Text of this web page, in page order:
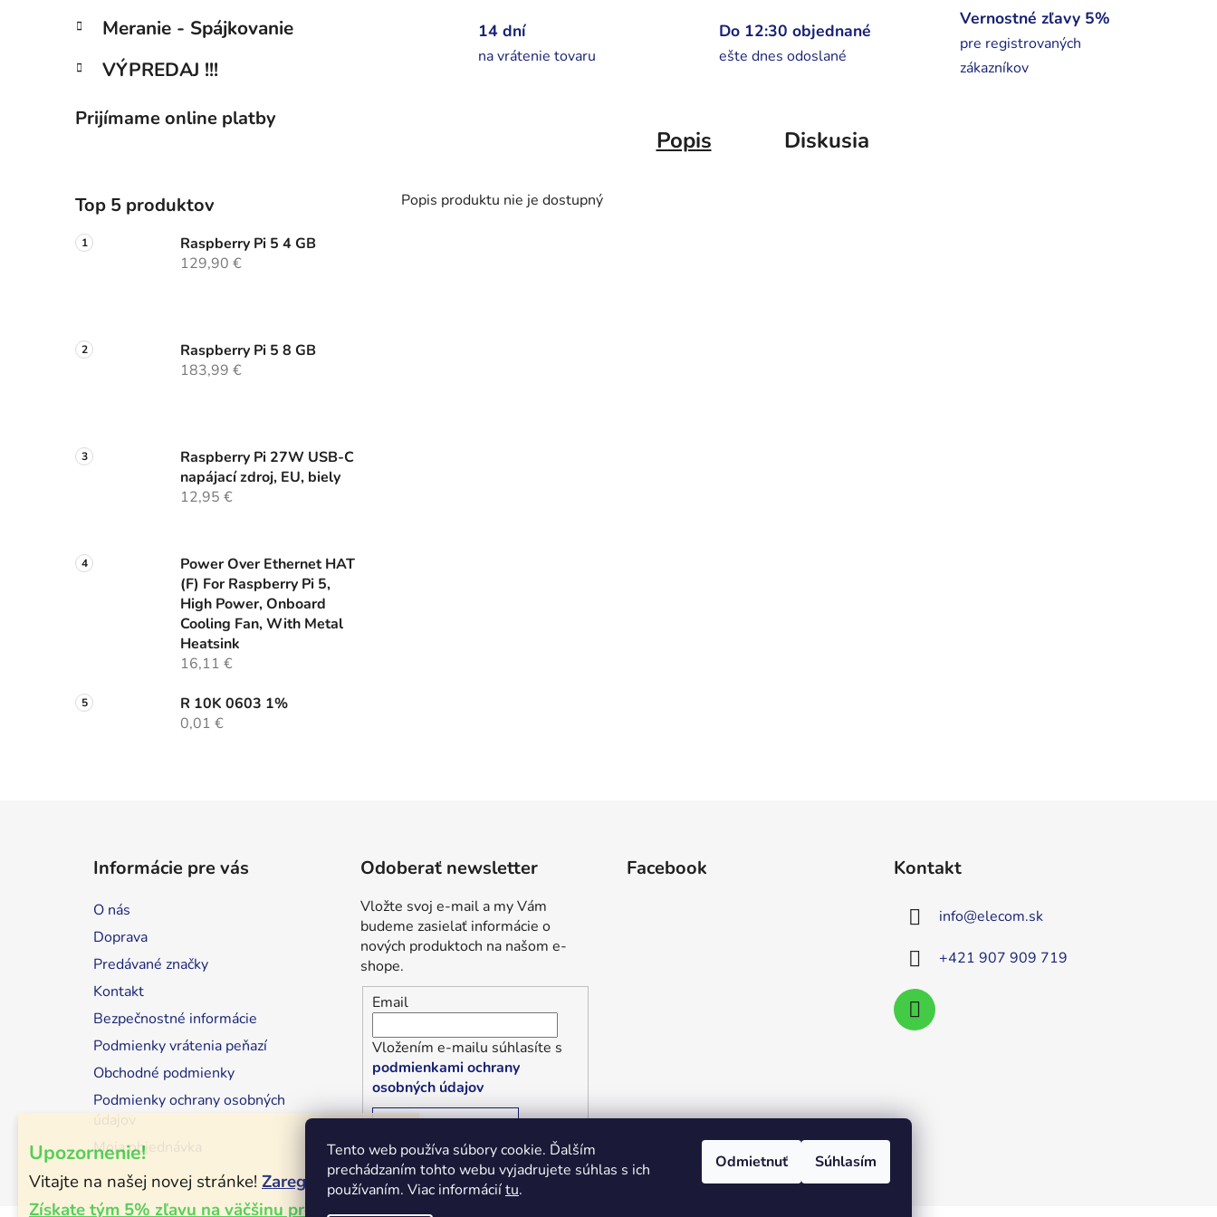
Tento web používa súbory cookie. Ďalším
prechádzaním tohto webu vyjadrujete súhlas s ich
používaním. Viac informáciítu.
Odmietnuť Súhlasím
Upozornenie!
Vitajte na našej novej stránke! Zaregistrujte sa!
Získate tým 5% zľavu na väčšinu produktov!
Meranie - Spájkovanie
VÝPREDAJ !!!
Prijímame online platby
Top 5 produktov
Raspberry Pi 5 4 GB
129,90 €
Raspberry Pi 5 8 GB
183,99 €
Raspberry Pi 27W USB-C
napájací zdroj, EU, biely
12,95 €
Power Over Ethernet HAT
(F) For Raspberry Pi 5,
High Power, Onboard
Cooling Fan, With Metal
Heatsink
16,11 €
R 10K 0603 1%
0,01 €
14 dní
na vrátenie tovaru
Do 12:30 objednané
ešte dnes odoslané
Vernostné zľavy 5%
pre registrovaných
zákazníkov
Popis Diskusia
Popis produktu nie je dostupný
Informácie pre vás
O nás
Doprava
Predávané značky
Kontakt
Bezpečnostné informácie
Podmienky vrátenia peňazí
Obchodné podmienky
Podmienky ochrany osobných
Moja objednávka
Odoberať newsletter
Vložte svoj e-mail a my Vám
budeme zasielať informácie o
nových produktoch na našom e-
shope.
Email
Vložením e-mailu súhlasíte s
podmienkami ochrany
osobných údajov
Facebook Kontakt
info@elecom.sk
+421 907 909 719